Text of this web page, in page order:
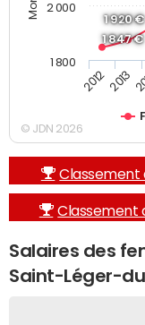
1 847 €
1 920 €
2012 2013
1 800
2 000
© JDN 2026
Classement
Classement
Salaires des
Saint-Léger-